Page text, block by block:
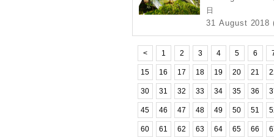
日
31 August
< 1 2 3 4 5 6
15 16 17 18 19 20 21
30 31 32 33 34 35 36
45 46 47 48 49 50 51
60 61 62 63 64 65 66